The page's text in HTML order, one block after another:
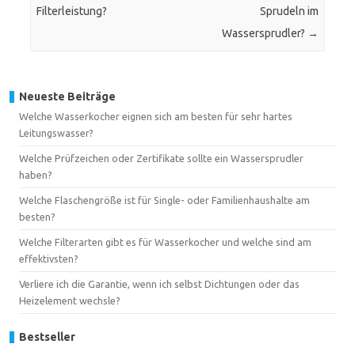
Filterleistung?
Sprudeln im
Wassersprudler? →
Neueste Beiträge
Welche Wasserkocher eignen sich am besten für sehr hartes
Leitungswasser?
Welche Prüfzeichen oder Zertifikate sollte ein Wassersprudler
haben?
Welche Flaschengröße ist für Single- oder Familienhaushalte am
besten?
Welche Filterarten gibt es für Wasserkocher und welche sind am
effektivsten?
Verliere ich die Garantie, wenn ich selbst Dichtungen oder das
Heizelement wechsle?
Bestseller